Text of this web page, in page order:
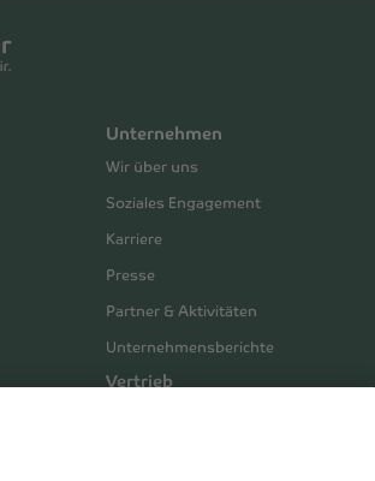
Unternehmen
Wir über uns
Soziales Engagement
Karriere
Presse
Partner & Aktivitäten
Unternehmensberichte
Vertrieb